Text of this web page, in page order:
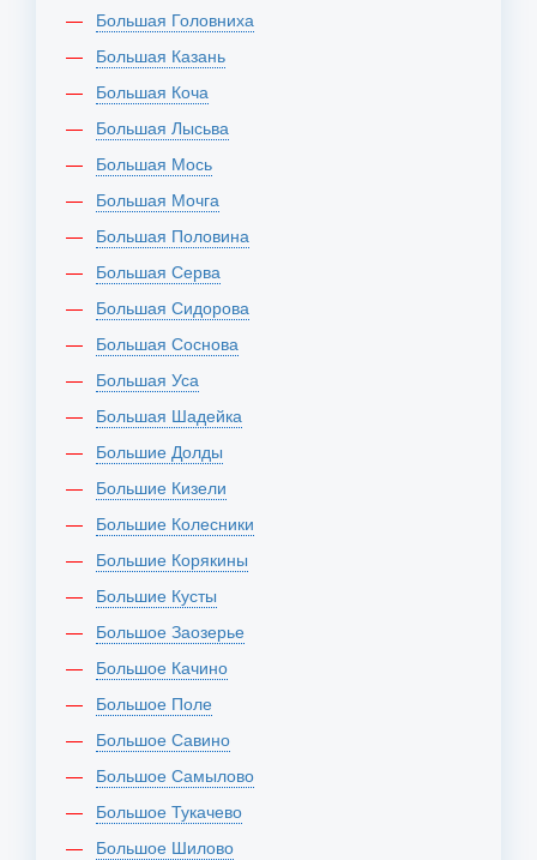
Большая Головниха
Большая Казань
Большая Коча
Большая Лысьва
Большая Мось
Большая Мочга
Большая Половина
Большая Серва
Большая Сидорова
Большая Соснова
Большая Уса
Большая Шадейка
Большие Долды
Большие Кизели
Большие Колесники
Большие Корякины
Большие Кусты
Большое Заозерье
Большое Качино
Большое Поле
Большое Савино
Большое Самылово
Большое Тукачево
Большое Шилово